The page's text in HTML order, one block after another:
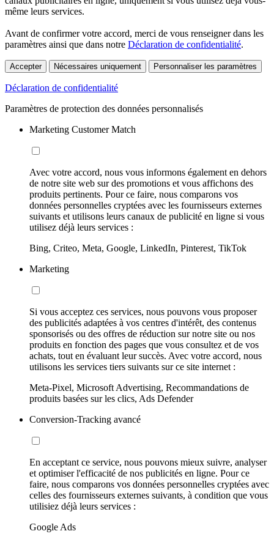
même leurs services.
Avant de confirmer votre accord, merci de vous renseigner dans les
paramètres ainsi que dans notre Déclaration de confidentialité.
Accepter Nécessaires uniquement Personnaliser les paramètres
Déclaration de confidentialité
Paramètres de protection des données personnalisés
Marketing Customer Match
Avec votre accord, nous vous informons également en dehors
de notre site web sur des promotions et vous affichons des
produits pertinents. Pour ce faire, nous comparons vos
données personnelles cryptées avec les fournisseurs externes
suivants et utilisons leurs canaux de publicité en ligne si vous
utilisez déjà leurs services :
Bing, Criteo, Meta, Google, LinkedIn, Pinterest, TikTok
Marketing
Si vous acceptez ces services, nous pouvons vous proposer
des publicités adaptées à vos centres d'intérêt, des contenus
sponsorisés ou des offres de réduction sur notre site ou nos
produits en fonction des pages que vous consultez et de vos
achats, tout en évaluant leur succès. Avec votre accord, nous
utilisons les services tiers suivants sur ce site internet :
Meta-Pixel, Microsoft Advertising, Recommandations de
produits basées sur les clics, Ads Defender
Conversion-Tracking avancé
En acceptant ce service, nous pouvons mieux suivre, analyser
et optimiser l'efficacité de nos publicités en ligne. Pour ce
faire, nous comparons vos données personnelles cryptées avec
celles des fournisseurs externes suivants, à condition que vous
utilisiez déjà leurs services :
Google Ads